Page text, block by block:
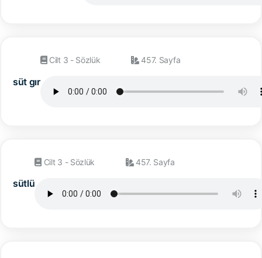
süt gır
Cilt 3 - Sözlük 457. Sayfa
sütlü
Cilt 3 - Sözlük 457. Sayfa